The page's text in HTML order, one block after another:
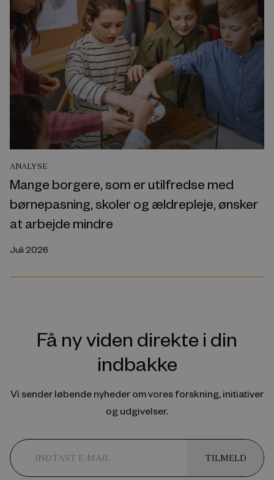
ANALYSE
Mange borgere, som er utilfredse med
børnepasning, skoler og ældrepleje, ønsker
at arbejde mindre
Juli 2026
Få ny viden direkte i din
indbakke
Vi sender løbende nyheder om vores forskning, initiativer
og udgivelser.
TILMELD